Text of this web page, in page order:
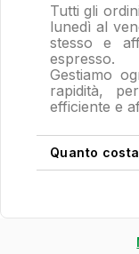
Tutti gli
lunedì al
stesso e
espresso.
Gestiamo
rapidità,
efficiente e
Quanto